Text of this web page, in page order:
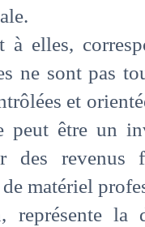
à elles,
ne sont pas
et
peut être un
des revenus
matériel
représente la